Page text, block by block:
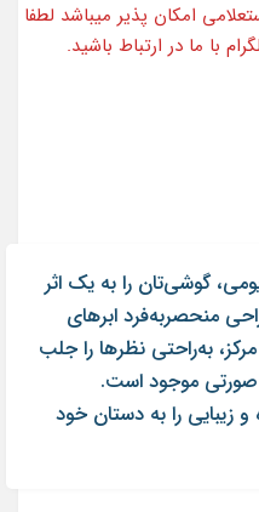
امکان پذیر میباشد لطفا
با ما در ارتباط باشید.
گوشی‌تان را به یک اثر
منحصربه‌فرد ابرهای
به‌راحتی نظرها را جلب
موجود است.
زیبایی را به دستان خود